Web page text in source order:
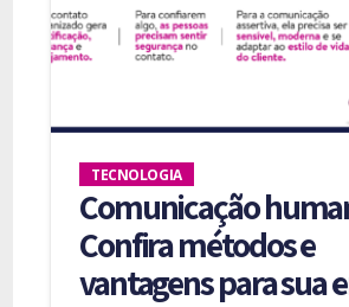
TECNOLOGIA
Comunicação
Confira métodos e
vantagens para sua